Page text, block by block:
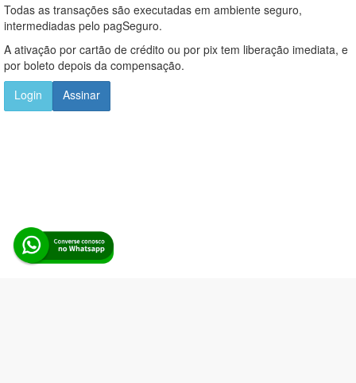
Todas as transações são executadas em ambiente seguro,
intermediadas pelo pagSeguro.
A ativação por cartão de crédito ou por pix tem liberação imediata, e
por boleto depois da compensação.
Login
Assinar